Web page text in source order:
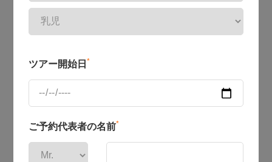
ツアー開始日 *
ご予約代表者の名前*